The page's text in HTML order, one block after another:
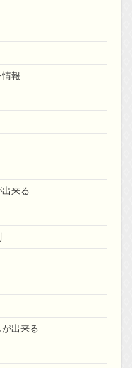
報
来る
出来る